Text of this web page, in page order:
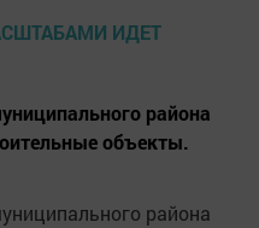
района
объекты.
района